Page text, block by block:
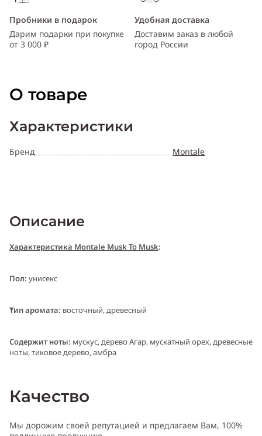
Пробники в подарок
Дарим подарки при покупке
от 3 000 ₽
Удобная доставка
Доставим заказ в любой
город России
О товаре
Характеристики
Бренд Montale
Описание
Характеристика Montale Musk To Musk:
Пол: унисекс
Тип аромата: восточный, древесный
Cодержит ноты: мускус, дерево Агар, мускатный орех, древесные
ноты, тиковое дерево, амбра
Качество
Мы дорожим своей репутацией и предлагаем Вам, 100%